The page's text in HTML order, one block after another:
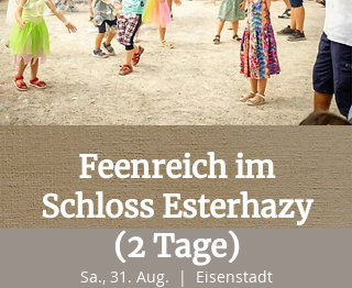
Feenreich im
Schloss Esterhazy
(2 Tage)
Sa., 31. Aug.
  |
Eisenstadt